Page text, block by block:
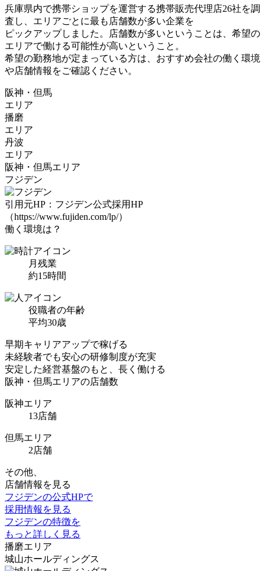
兵庫県内で携帯ショップを運営する携帯販売代理店26社を調
査し、エリアごとに最も店舗数が多い企業を
ピックアップしました。
店舗数が多いということは、希望の
エリアで働ける可能性が高いということ。
希望の勤務地が定まっている方は、おすすめ会社の働く環境
や店舗情報をご確認ください。
阪神 ・ 但馬
エリア
播磨
エリア
丹波
エリア
阪神 ・ 但馬エリア
フジデン
引用元HP：フジデン公式採用HP
（https://www.fujiden.com/lp/）
働く環境は？
月残業
約15時間
役職者の年齢
平均30歳
早期キャリアアップで稼げる
未経験者でも安心の研修制度が充実
安定した経営基盤のもと、長く働ける
阪神・但馬エリアの店舗数
阪神エリア
13店舗
但馬エリア
2店舗
その他、
店舗情報を見る
フジデンの公式HPで
採用情報を見る
フジデンの特徴を
もっと詳しく見る
播磨エリア
城山ホールディングス